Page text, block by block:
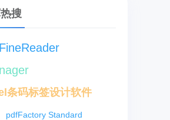
搜
条码标签设计软件
pdfFactory Standard